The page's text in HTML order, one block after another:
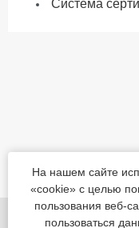
Система
455022,
На нашем сайте
«cookie» с целью
пользования веб-
пользоваться